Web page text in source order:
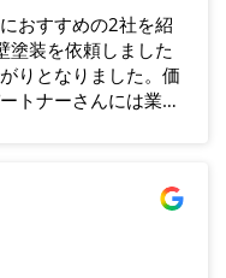
おすすめの2社を紹
塗装を依頼しました
りとなりました。価
トナーさんには業者